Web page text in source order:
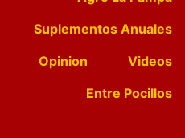
Suplementos Anuales
Opinion
Videos
Entre Pocillos